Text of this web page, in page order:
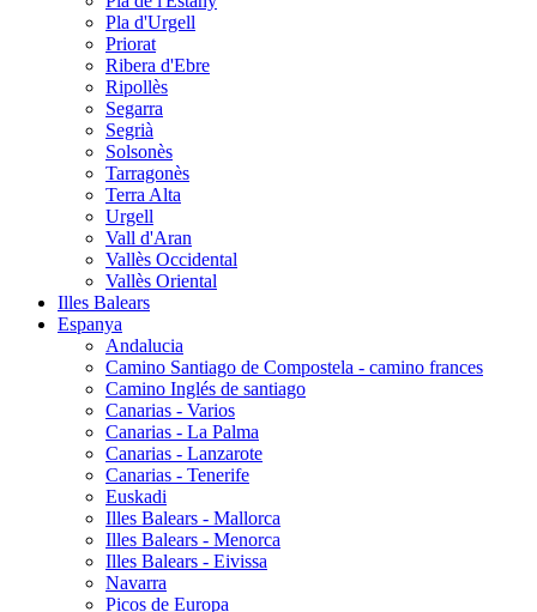
Pla d'Urgell
Priorat
Ribera d'Ebre
Ripollès
Segarra
Segrià
Solsonès
Tarragonès
Terra Alta
Urgell
Vall d'Aran
Vallès Occidental
Vallès Oriental
Illes Balears
Espanya
Andalucia
Camino Santiago de Compostela - camino frances
Camino Inglés de santiago
Canarias - Varios
Canarias - La Palma
Canarias - Lanzarote
Canarias - Tenerife
Euskadi
Illes Balears - Mallorca
Illes Balears - Menorca
Illes Balears - Eivissa
Navarra
Picos de Europa